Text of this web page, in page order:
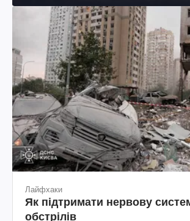
Лайфхаки
Як підтримати нервову
обстрілів